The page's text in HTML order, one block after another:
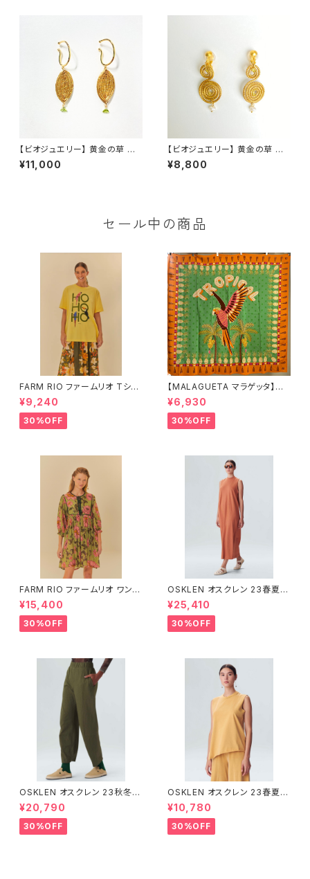
【ビオジュエリー】 黄金の草 カッ
ピンドウラード イヤーカフ リ
ーフ ペリドット
¥11,000
【ビオジュエリー】 黄金の草 カッ
ピンドウラード ピアス＆イヤリ
ング ダブルスパイラル 淡水
¥8,800
セール中の商品
FARM RIO ファームリオ Tシャ
ツ HOHOHO
¥9,240
30%OFF
【MALAGUETA マラゲッタ】カ
ンガ TROPICAL
¥6,930
30%OFF
FARM RIO ファームリオ ワンピ
ース Aurora Floral
¥15,400
30%OFF
OSKLEN オスクレン 23春夏
ワンピース 1088-67330
¥25,410
30%OFF
OSKLEN オスクレン 23秋冬
ボトムス 1041-66127
¥20,790
30%OFF
OSKLEN オスクレン 23春夏 ト
ップス 1027-67292
¥10,780
30%OFF